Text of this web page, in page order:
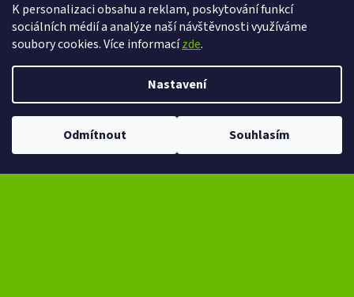
K personalizaci obsahu a reklam, poskytování funkcí
sociálních médií a analýze naší návštěvnosti využíváme
soubory cookies. Více informacízde.
Nastavení
Odmítnout Souhlasím
Ve dnech 13-14.8 omezení provozu V případě návštěvy se dotazujte na
eXtrem-audio na facebooku eXtrem-audio na Instagramu
Copyright 2026eXtrem-audio.cz. Všechna práva vyhrazena.
Upravit nastavení cookies